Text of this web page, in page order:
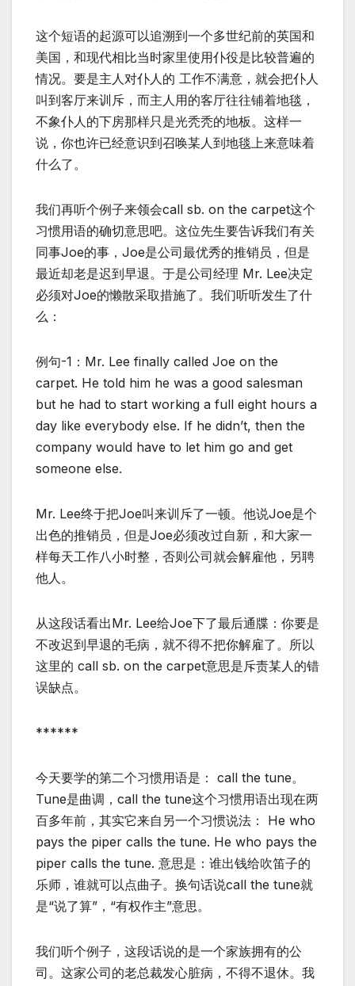
这个短语的起源可以追溯到一个多世纪前的英国和
美国，和现代相比当时家里使用仆役是比较普遍的
情况。要是主人对仆人的 工作不满意，就会把仆人
叫到客厅来训斥，而主人用的客厅往往铺着地毯，
不象仆人的下房那样只是光秃秃的地板。这样一
说，你也许已经意识到召唤某人到地毯上来意味着
什么了。
我们再听个例子来领会call sb. on the carpet这个
习惯用语的确切意思吧。这位先生要告诉我们有关
同事Joe的事，Joe是公司最优秀的推销员，但是
最近却老是迟到早退。于是公司经理 Mr. Lee决定
必须对Joe的懒散采取措施了。我们听听发生了什
么：
例句-1：Mr. Lee finally called Joe on the
carpet. He told him he was a good salesman
but he had to start working a full eight hours a
day like everybody else. If he didn’t, then the
company would have to let him go and get
someone else.
Mr. Lee终于把Joe叫来训斥了一顿。他说Joe是个
出色的推销员，但是Joe必须改过自新，和大家一
样每天工作八小时整，否则公司就会解雇他，另聘
他人。
从这段话看出Mr. Lee给Joe下了最后通牒：你要是
不改迟到早退的毛病，就不得不把你解雇了。所以
这里的 call sb. on the carpet意思是斥责某人的错
误缺点。
******
今天要学的第二个习惯用语是： call the tune。
Tune是曲调，call the tune这个习惯用语出现在两
百多年前，其实它来自另一个习惯说法： He who
pays the piper calls the tune. He who pays the
piper calls the tune. 意思是：谁出钱给吹笛子的
乐师，谁就可以点曲子。换句话说call the tune就
是“说了算”，“有权作主”意思。
我们听个例子，这段话说的是一个家族拥有的公
司。这家公司的老总裁发心脏病，不得不退休。我